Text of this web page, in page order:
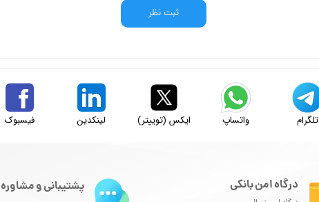
ثبت نظر
تلگرام واتساپ ایکس (توییتر) لینکدین فیسبوک
درگاه امن بانکی پشتیبانی و مشاوره